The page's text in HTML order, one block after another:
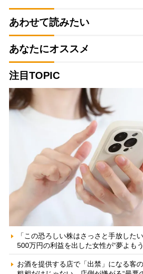
あわせて読みたい
あなたにオススメ
注目TOPIC
「この恐ろしい株はさっさと手放した
500万円の利益を出した女性が“夢よも
お酒を提供する店で「出禁」になる客